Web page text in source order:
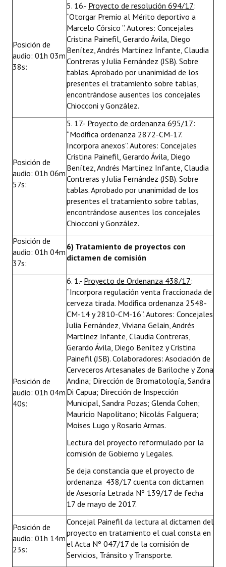
Posición de
audio: 01h 03m
38s:
5. 16.- Proyecto de resolución 694/17:
“Otorgar Premio al Mérito deportivo a
Marcelo Córsico ”. Autores: Concejales
Cristina Painefil, Gerardo Ávila, Diego
Benítez, Andrés Martínez Infante, Claudia
Contreras y Julia Fernández (JSB). Sobre
tablas. Aprobado por unanimidad de los
presentes el tratamiento sobre tablas,
encontrándose ausentes los concejales
Chiocconi y González.
Posición de
audio: 01h 06m
57s:
5. 17.- Proyecto de ordenanza 695/17:
“Modifica ordenanza 2872-CM-17.
Incorpora anexos”. Autores: Concejales
Cristina Painefil, Gerardo Ávila, Diego
Benítez, Andrés Martínez Infante, Claudia
Contreras y Julia Fernández (JSB). Sobre
tablas. Aprobado por unanimidad de los
presentes el tratamiento sobre tablas,
encontrándose ausentes los concejales
Chiocconi y González.
Posición de
audio: 01h 04m
37s:
6) Tratamiento de proyectos con
dictamen de comisión
Posición de
audio: 01h 04m
40s:
6. 1.- Proyecto de Ordenanza 438/17:
“Incorpora regulación venta fraccionada de
cerveza tirada. Modifica ordenanza 2548-
CM-14 y 2810-CM-16”. Autores: Concejales
Julia Fernández, Viviana Gelain, Andrés
Martínez Infante, Claudia Contreras,
Gerardo Ávila, Diego Benítez y Cristina
Painefil (JSB). Colaboradores: Asociación de
Cerveceros Artesanales de Bariloche y Zona
Andina; Dirección de Bromatología, Sandra
Di Capua; Dirección de Inspección
Municipal, Sandra Pozas; Glenda Cohen;
Mauricio Napolitano; Nicolás Falguera;
Moises Lugo y Rosario Armas.
Lectura del proyecto reformulado por la
comisión de Gobierno y Legales.
Se deja constancia que el proyecto de
ordenanza 438/17 cuenta con dictamen
de Asesoría Letrada Nº 139/17 de fecha
17 de mayo de 2017.
Posición de
audio: 01h 14m
23s:
Concejal Painefil da lectura al dictamen del
proyecto en tratamiento el cual consta en
el Acta Nº 047/17 de la comisión de
Servicios, Tránsito y Transporte.